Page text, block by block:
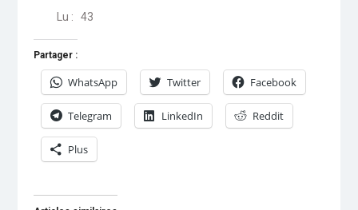
Lu : 43
Partager :
WhatsApp Twitter Facebook
Telegram LinkedIn Reddit
Plus